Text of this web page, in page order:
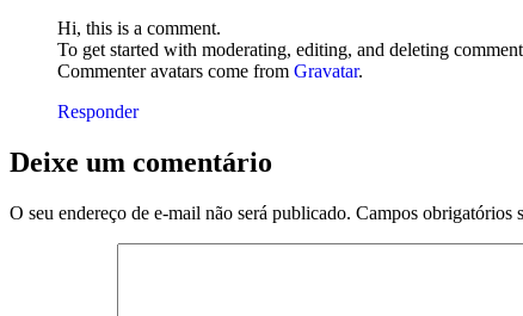
Hi, this is a comment.
To get started with moderating, editing, and deleting
Commenter avatars come from Gravatar.
Responder
Deixe um comentário
O seu endereço de e-mail não será publicado. Campos obrigatórios